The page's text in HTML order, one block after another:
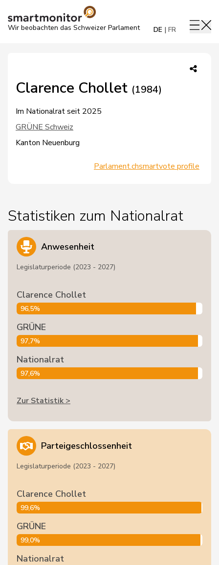
Wir beobachten das Schweizer Parlament DE FR
Clarence Chollet (1984)
Im Nationalrat seit 2025
GRÜNE Schweiz
Kanton Neuenburg
Parlament.chsmartvote profile
Statistiken zum Nationalrat
Anwesenheit
Legislaturperiode (2023 - 2027)
Clarence Chollet
96,5%
GRÜNE
97,7%
Nationalrat
97,6%
Zur Statistik >
Parteigeschlossenheit
Legislaturperiode (2023 - 2027)
Clarence Chollet
99,6%
GRÜNE
99,0%
Nationalrat